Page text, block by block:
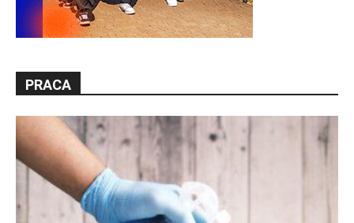
PRACA